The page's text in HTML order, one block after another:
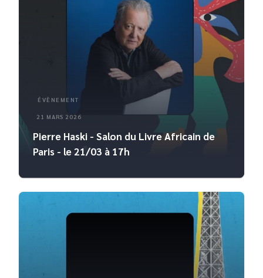
ÉVÈNEMENT
21 MARS 2026
Pierre Haski - Salon du Livre Africain de
Paris - le 21/03 à 17h